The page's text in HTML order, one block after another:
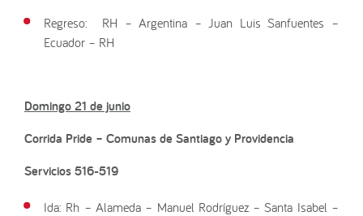
Regreso: RH – Argentina – Juan Luis Sanfuentes –
Ecuador – RH
Domingo 21 de junio
Corrida Pride – Comunas de Santiago y Providencia
Servicios 516-519
Ida: Rh – Alameda – Manuel Rodríguez – Santa Isabel –